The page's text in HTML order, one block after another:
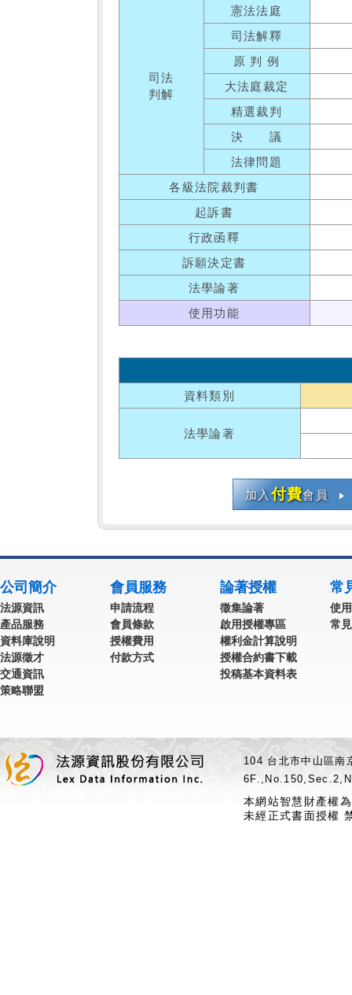
司法
判解
憲法法庭
司法解釋
原 判 例
大法庭裁定
精選裁判
決 議
法律問題
各級法院裁判書
起訴書
行政函釋
訴願決定書
法學論著
使用功能
資料類別
法學論著
加入付費會員
公司簡介
法源資訊
產品服務
資料庫說明
法源徵才
交通資訊
策略聯盟
會員服務
申請流程
會員條款
授權費用
付款方式
論著授權
徵集論著
啟用授權專區
權利金計算說明
授權合約書下載
投稿基本資料表
常
使
常
104 台北市中山區
本網站智慧財產權
未經正式書面授權